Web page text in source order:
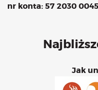
nr konta: 57 2030
Jak